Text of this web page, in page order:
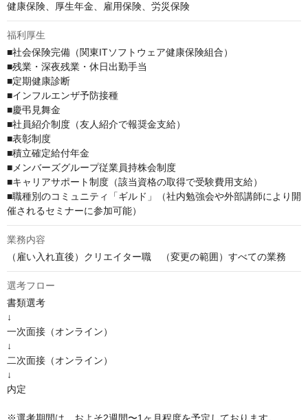
健康保険、厚生年金、雇用保険、労災保険
福利厚生
■社会保険完備（関東ITソフトウェア健康保険組合）
■残業・深夜残業・休日出勤手当
■定期健康診断
■インフルエンザ予防接種
■慶弔見舞金
■社員紹介制度（友人紹介で報奨金支給）
■表彰制度
■積立確定給付年金
■メンバーズグループ従業員持株会制度
■キャリアサポート制度（該当資格の取得で受験費用支給）
■職種別のコミュニティ「ギルド」（社内勉強会や外部講師により開
催されるセミナーに参加可能）
業務内容
（雇い入れ直後）クリエイター職　（変更の範囲）すべての業務
選考フロー
書類選考
↓
一次面接（オンライン）
↓
二次面接（オンライン）
↓
内定